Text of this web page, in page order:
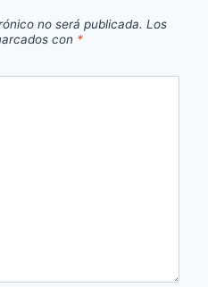
no será publicada. Los
con *